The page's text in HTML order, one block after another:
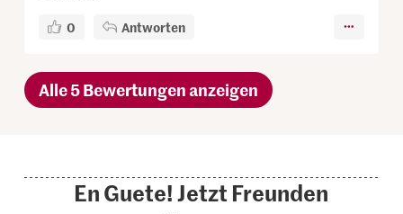
0 Antworten
Alle 5 Bewertungen anzeigen
En Guete! Jetzt Freunden